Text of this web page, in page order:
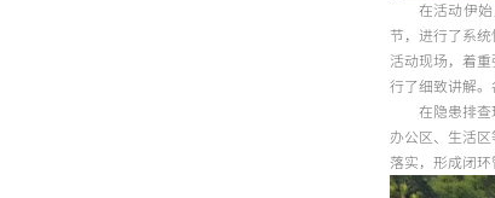
在活动伊
节，进行了系
活动现场，着
行了细致讲解。
在隐患排
办公区、生活
落实，形成闭环